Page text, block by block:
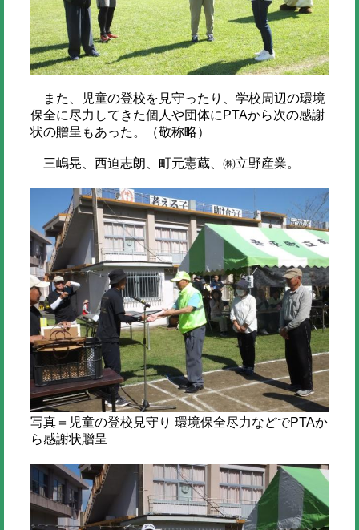
また、児童の登校を見守ったり、学校周辺の環境
保全に尽力してきた個人や団体にPTAから次の感謝
状の贈呈もあった。（敬称略）
三嶋晃、西迫志朗、町元憲蔵、㈱立野産業。
写真＝児童の登校見守り 環境保全尽力などでPTAか
ら感謝状贈呈